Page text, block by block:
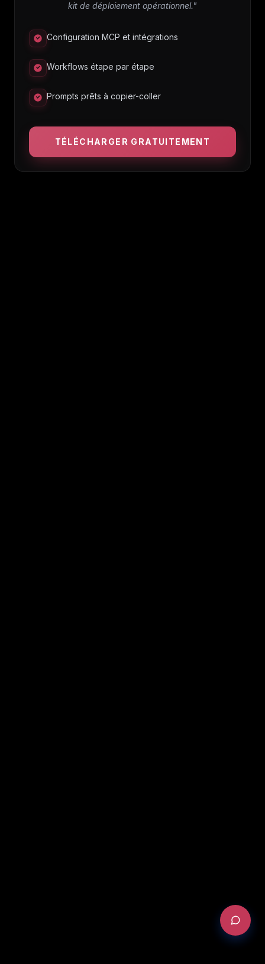
kit de déploiement opérationnel."
Configuration MCP et intégrations
Workflows étape par étape
Prompts prêts à copier-coller
TÉLÉCHARGER GRATUITEMENT